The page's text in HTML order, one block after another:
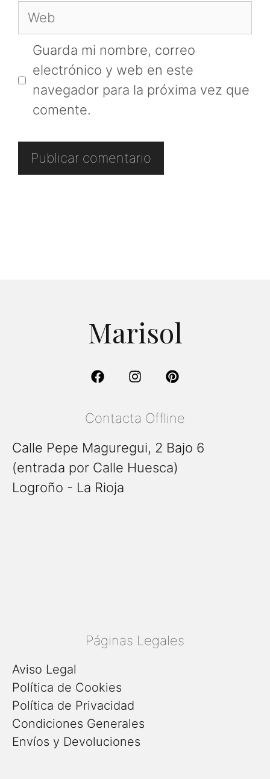
Web
Guarda mi nombre, correo
electrónico y web en este
navegador para la próxima vez que
comente.
Páginas Legales
Aviso Legal
Política de Cookies
Política de Privacidad
Condiciones Generales
Envíos y Devoluciones
Marisol
Contacta Offline
Calle Pepe Maguregui, 2 Bajo 6
(entrada por Calle Huesca)
Logroño - La Rioja